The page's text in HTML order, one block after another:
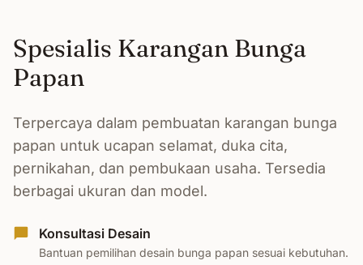
Spesialis Karangan Bunga
Papan
Terpercaya dalam pembuatan karangan bunga
papan untuk ucapan selamat, duka cita,
pernikahan, dan pembukaan usaha. Tersedia
berbagai ukuran dan model.
Konsultasi Desain
Bantuan pemilihan desain bunga papan sesuai kebutuhan.